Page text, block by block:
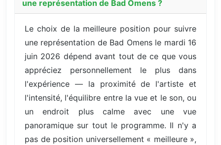
une représentation de Bad Omens ?
Le choix de la meilleure position pour suivre
une représentation de Bad Omens le mardi 16
juin 2026 dépend avant tout de ce que vous
appréciez personnellement le plus dans
l'expérience — la proximité de l'artiste et
l'intensité, l'équilibre entre la vue et le son, ou
un endroit plus calme avec une vue
panoramique sur tout le programme. Il n'y a
pas de position universellement « meilleure »,